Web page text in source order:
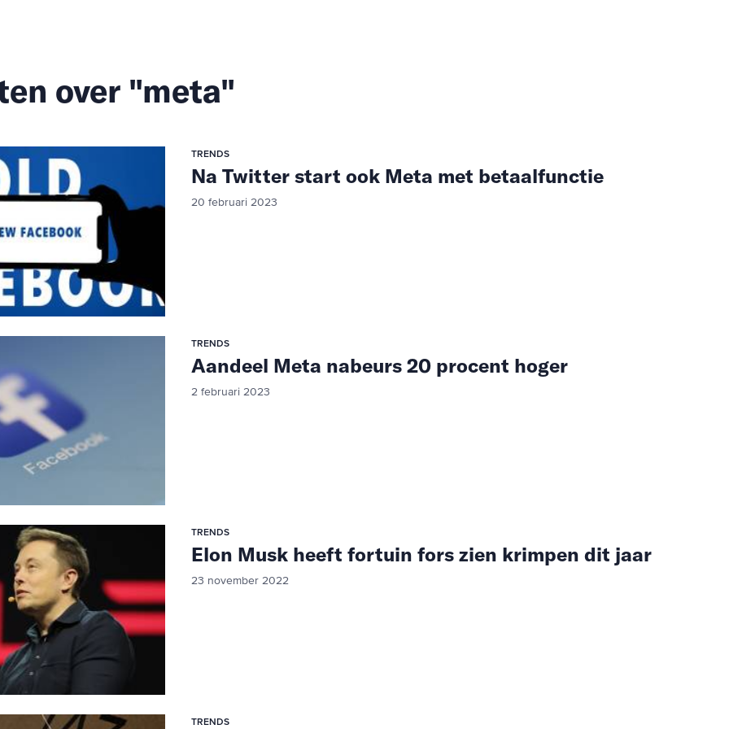
over "meta"
TRENDS
Na Twitter start ook Meta met betaalfunctie
20 februari 2023
TRENDS
Aandeel Meta nabeurs 20 procent hoger
2 februari 2023
TRENDS
Elon Musk heeft fortuin fors zien krimpen dit jaar
23 november 2022
TRENDS